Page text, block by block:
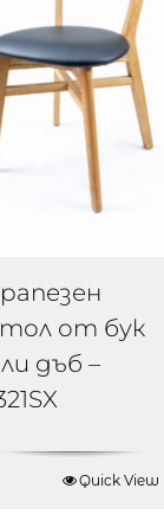
от бук
дъб –
Quick View